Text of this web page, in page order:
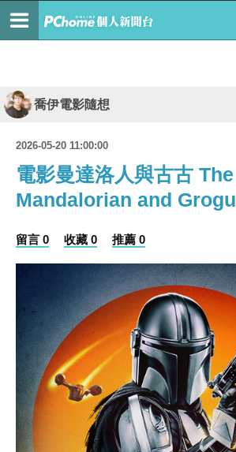
喬伊電影隨想
2026-05-20 11:00:00
電影曼達洛人與古古 The
Mandalorian and Grogu
留言 0 收藏 0 推薦 0